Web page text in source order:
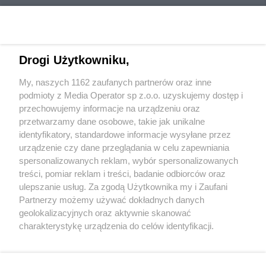
Wydawca mediówlokalnych
Nie zapomnij
zapoznać się z:
polityką prywatności
Twojemiasto
Piekary Śląskie
Chorzów
Tarnowskie Góry
Skontakuj sięz nami
Kontakt
Redakcja
Newsletter
Drogi Użytkowniku,
My, naszych 1162 zaufanych partnerów oraz inne
podmioty z Media Operator sp z.o.o. uzyskujemy dostęp i
przechowujemy informacje na urządzeniu oraz
przetwarzamy dane osobowe, takie jak unikalne
identyfikatory, standardowe informacje wysyłane przez
urządzenie czy dane przeglądania w celu zapewniania
spersonalizowanych reklam, wybór spersonalizowanych
treści, pomiar reklam i treści, badanie odbiorców oraz
ulepszanie usług. Za zgodą Użytkownika my i Zaufani
Partnerzy możemy używać dokładnych danych
geolokalizacyjnych oraz aktywnie skanować
charakterystykę urządzenia do celów identyfikacji.